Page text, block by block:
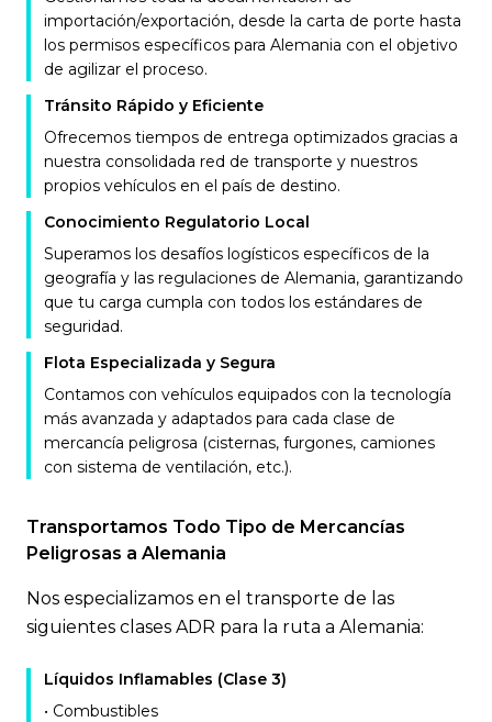
importación/exportación, desde la carta de porte hasta
los permisos específicos para Alemania con el objetivo
de agilizar el proceso.
Tránsito Rápido y Eficiente
Ofrecemos tiempos de entrega optimizados gracias a
nuestra consolidada red de transporte y nuestros
propios vehículos en el país de destino.
Conocimiento Regulatorio Local
Superamos los desafíos logísticos específicos de la
geografía y las regulaciones de Alemania, garantizando
que tu carga cumpla con todos los estándares de
seguridad.
Flota Especializada y Segura
Contamos con vehículos equipados con la tecnología
más avanzada y adaptados para cada clase de
mercancía peligrosa (cisternas, furgones, camiones
con sistema de ventilación, etc.).
Transportamos Todo Tipo de Mercancías
Peligrosas a Alemania
Nos especializamos en el transporte de las
siguientes clases ADR para la ruta a Alemania:
Líquidos Inflamables (Clase 3)
• Combustibles